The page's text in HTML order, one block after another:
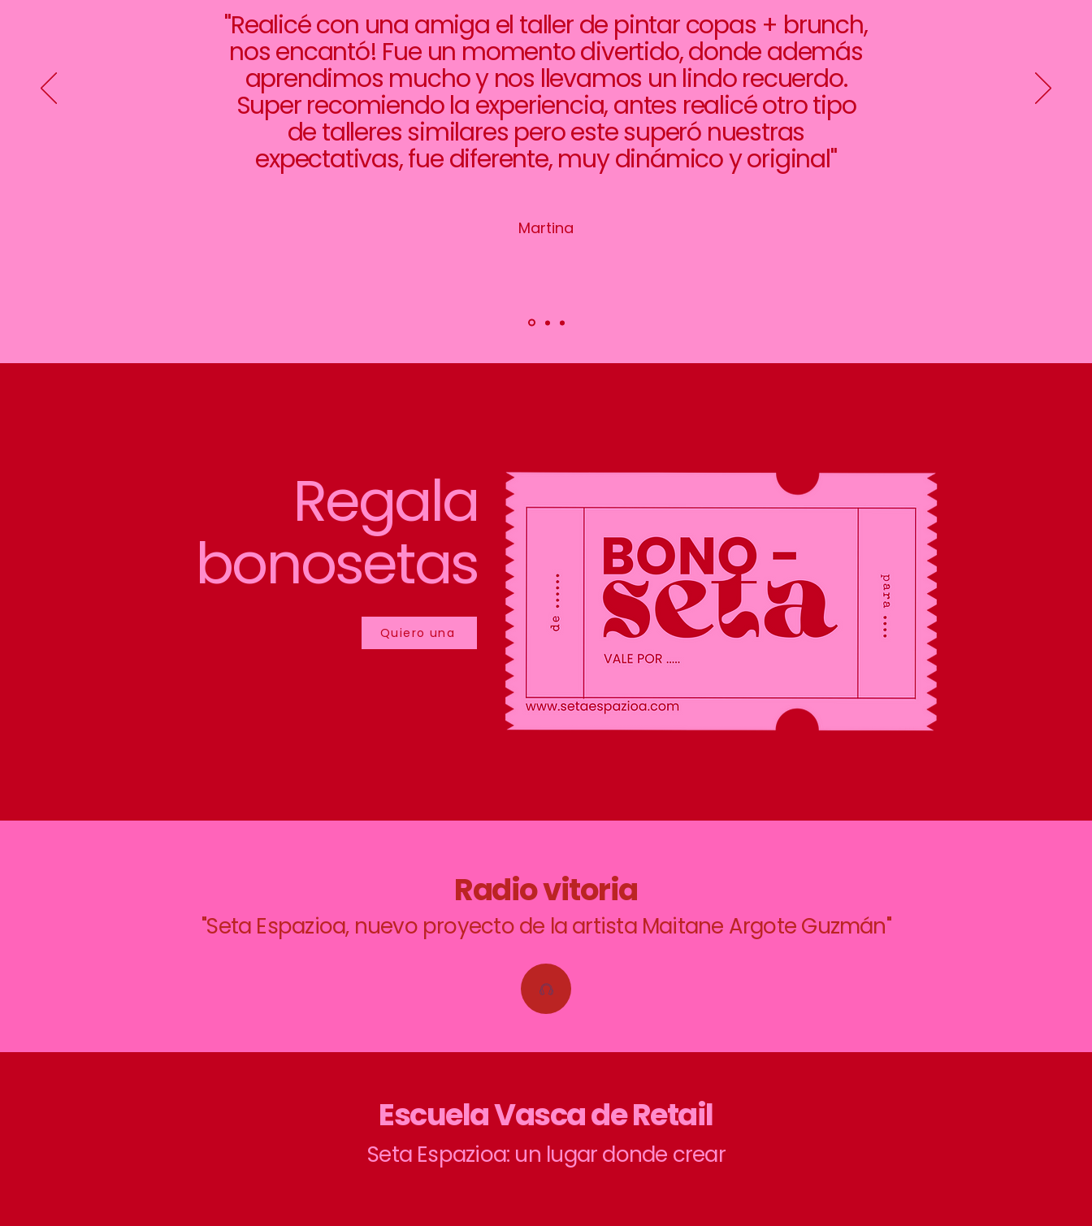
"Realicé con una amiga el taller de pintar copas + brunch,
nos encantó! Fue un momento divertido, donde además
aprendimos mucho y nos llevamos un lindo recuerdo.
Super recomiendo la experiencia, antes realicé otro tipo
de talleres similares pero este superó nuestras
expectativas, fue diferente, muy dinámico y original"
Martina
Regala
bonosetas
Quiero una
Radio vitoria
"Seta Espazioa, nuevo proyecto de la artista Maitane Argote Guzmán"
Escuela Vasca de Retail
Seta Espazioa: un lugar donde crear